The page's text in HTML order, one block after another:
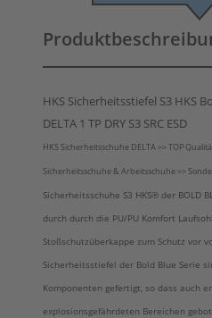
HKS Sicherheitsstiefel S3 HKS
DELTA 1 TP DRY S3 SRC ESD
HKS Sicherheitsschuhe DELTA >> TOP
Sicherheitsschuhe & Arbeitsschuhe >>
Sicherheitsschuhe S3 HKS® der BOLD
durch durch die PU/PU Komfort
Stoßschutzüberkappe zum Schutz vor
Sicherheitsstiefel der Bold Blue Serie
Komponenten gefertigt, so dass auch
explosionsgefährdeten Bereichen